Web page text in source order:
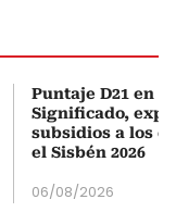
Puntaje D21 en
Significado,
subsidios a los
el Sisbén 2026
06/08/2026